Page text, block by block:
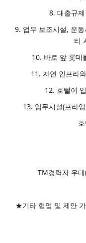
8. 대출규
9. 업무 보조시설, 운
티
10. 바로 앞 롯데
11. 자연 인프라
12. 호텔이
13. 업무시설(프라
TM경력자 우
★기타 협업 및 제안